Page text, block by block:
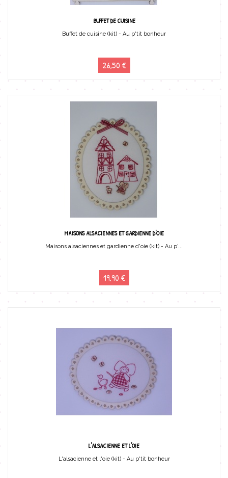
BUFFET DE CUISINE
Buffet de cuisine (kit) - Au p'tit bonheur
26,50 €
MAISONS ALSACIENNES ET GARDIENNE D'OIE
Maisons alsaciennes et gardienne d'oie (kit) - Au p'...
19,90 €
L'ALSACIENNE ET L'OIE
L'alsacienne et l'oie (kit) - Au p'tit bonheur